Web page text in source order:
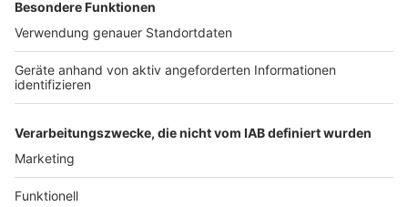
Nach Bombenfund in Köln große
Evakuierungsaktion
Turmfalken nisten in Brühler Kletterturm
Wolf keine Gefahr für Wildpferde auf der
Sophienhöhe
Anzeige